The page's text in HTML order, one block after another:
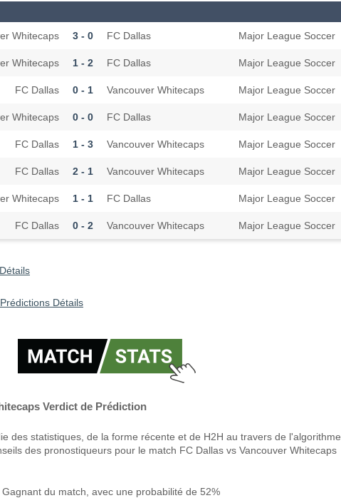
Whitecaps 3 - 0 FC Dallas Major League Soccer
Whitecaps 1 - 2 FC Dallas Major League Soccer
FC Dallas 0 - 1 Vancouver Whitecaps Major League Soccer
Whitecaps 0 - 0 FC Dallas Major League Soccer
FC Dallas 1 - 3 Vancouver Whitecaps Major League Soccer
FC Dallas 2 - 1 Vancouver Whitecaps Major League Soccer
Whitecaps 1 - 1 FC Dallas Major League Soccer
FC Dallas 0 - 2 Vancouver Whitecaps Major League Soccer
Détails
Verdict de Prédiction
des statistiques, de la forme récente et de H2H au travers de l'algorithme
des pronostiqueurs pour le match FC Dallas vs Vancouver Whitecaps
du match, avec une probabilité de 52%